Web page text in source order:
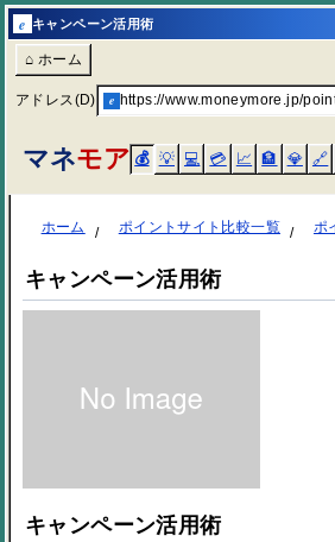
e キャンペーン活用術
⌂ ホーム
アドレス(D) e https://www.moneymore.jp/
マネモア 💰 💡 💻 💳 📈 🏦 💎 🔗
ホーム ポイントサイト比較一覧 ポ
キャンペーン活用術
キャンペーン活用術